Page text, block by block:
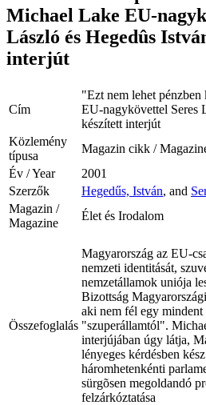
Michael Lake EU-
László és Hegedûs
interjút
Cím
"Ezt nem lehet
EU-nagykövettel Seres
készített interjút
Közlemény
típusa
Magazin cikk /
Év / Year
2001
Szerzők
Hegedűs, István, and
Magazin /
Magazine
Élet és Irodalom
Összefoglalás
Magyarország az EU-
nemzeti identitását,
nemzetállamok uniója
Bizottság
aki nem fél egy
"szuperállamtól".
interjújában úgy látja,
lényeges kérdésben
háromhetenkénti
sürgõsen megoldandó
felzárkóztatása